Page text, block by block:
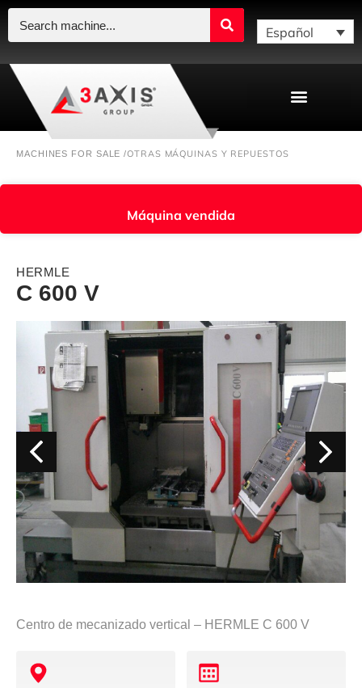
Español
MACHINES FOR SALE /OTRAS MÁQUINAS Y REPUESTOS
Máquina vendida
HERMLE
C 600 V
Centro de mecanizado vertical – HERMLE C 600 V